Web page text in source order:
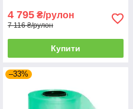
4 795 ₴/рулон
7 116 ₴/рулон
Купити
–33%